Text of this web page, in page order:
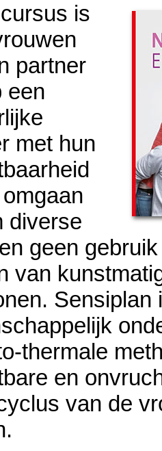
is
partner
een
met hun
diverse
geen
van
Sensiplan
thermale
en
van de